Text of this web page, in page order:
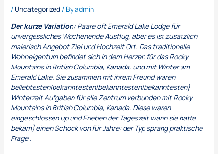
/ Uncategorized/ Byadmin
Der kurze Variation: Paare oft Emerald Lake Lodge für
unvergessliches Wochenende Ausflug, aber es ist zusätzlich
malerisch Angebot Ziel und Hochzeit Ort. Das traditionelle
Wohneigentum befindet sich in dem Herzen für das Rocky
Mountains in British Columbia, Kanada, und mit Winter am
Emerald Lake. Sie zusammen mit ihrem Freund waren
beliebtesten|bekanntesten|bekanntesten|bekanntesten}
Winterzeit Aufgaben für alle Zentrum verbunden mit Rocky
Mountains in British Columbia, Kanada. Diese waren
eingeschlossen up und Erleben der Tageszeit wann sie hatte
bekam} einen Schock von für Jahre: der Typ sprang praktische
Frage .